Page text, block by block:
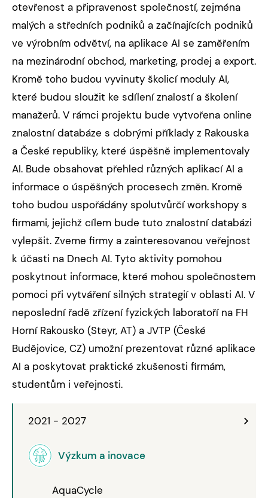
2021 - 2027
Výzkum a inovace
AquaCycle
otevřenost a připravenost společností, zejména
malých a středních podniků a začínajících podniků
ve výrobním odvětví, na aplikace AI se zaměřením
na mezinárodní obchod, marketing, prodej a export.
Kromě toho budou vyvinuty školicí moduly AI,
které budou sloužit ke sdílení znalostí a školení
manažerů. V rámci projektu bude vytvořena online
znalostní databáze s dobrými příklady z Rakouska
a České republiky, které úspěšně implementovaly
AI. Bude obsahovat přehled různých aplikací AI a
informace o úspěšných procesech změn. Kromě
toho budou uspořádány spolutvůrčí workshopy s
firmami, jejichž cílem bude tuto znalostní databázi
vylepšit. Zveme firmy a zainteresovanou veřejnost
k účasti na Dnech AI. Tyto aktivity pomohou
poskytnout informace, které mohou společnostem
pomoci při vytváření silných strategií v oblasti AI. V
neposlední řadě zřízení fyzických laboratoří na FH
Horní Rakousko (Steyr, AT) a JVTP (České
Budějovice, CZ) umožní prezentovat různé aplikace
AI a poskytovat praktické zkušenosti firmám,
studentům i veřejnosti.